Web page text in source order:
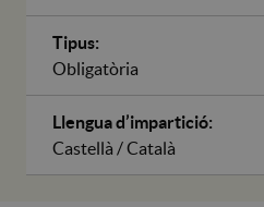
Tipus:
Obligatòria
Llengua d’impartició:
Castellà / Català